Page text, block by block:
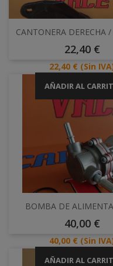
CANTONERA DERECHA
Precio
22,40 €
Precio
22,40 € (Sin
AÑADIR AL
BOMBA DE
Precio
40,00 €
Precio
40,00 € (Sin
AÑADIR AL